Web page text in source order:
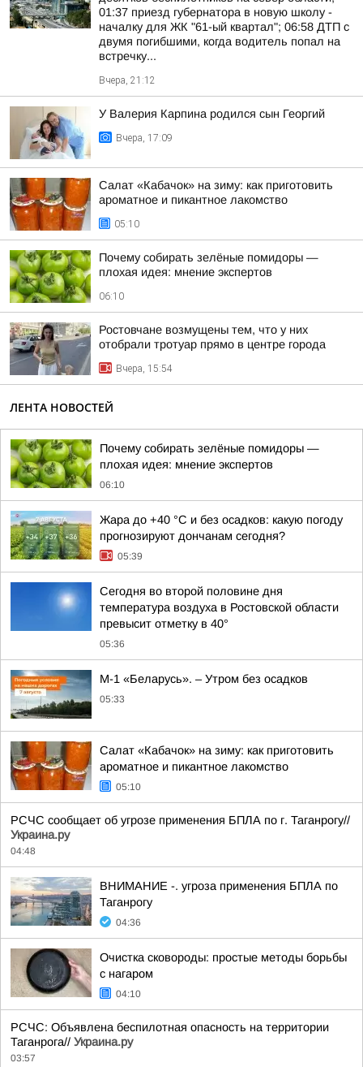
01:37 приезд губернатора в новую школу -
началку для ЖК "61-ый квартал"; 06:58 ДТП с
двумя погибшими, когда водитель попал на
встречку...
Вчера, 21:12
У Валерия Карпина родился сын Георгий
Вчера, 17:09
Салат «Кабачок» на зиму: как приготовить
ароматное и пикантное лакомство
05:10
Почему собирать зелёные помидоры —
плохая идея: мнение экспертов
06:10
Ростовчане возмущены тем, что у них
отобрали тротуар прямо в центре города
Вчера, 15:54
ЛЕНТА НОВОСТЕЙ
Почему собирать зелёные помидоры —
плохая идея: мнение экспертов
06:10
Жара до +40 °С и без осадков: какую погоду
прогнозируют дончанам сегодня?
05:39
Сегодня во второй половине дня
температура воздуха в Ростовской области
превысит отметку в 40°
05:36
М-1 «Беларусь». – Утром без осадков
05:33
Салат «Кабачок» на зиму: как приготовить
ароматное и пикантное лакомство
05:10
РСЧС сообщает об угрозе применения БПЛА по г. Таганрогу//
Украина.ру
04:48
ВНИМАНИЕ -. угроза применения БПЛА по
Таганрогу
04:36
Очистка сковороды: простые методы борьбы
с нагаром
04:10
РСЧС: Объявлена беспилотная опасность на территории
Таганрога// Украина.ру
03:57